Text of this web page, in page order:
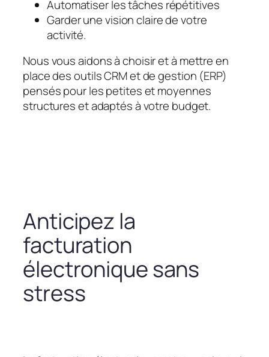
Automatiser les tâches répétitives
Garder une vision claire de votre
activité.
Nous vous aidons à choisir et à mettre en
place des outils CRM et de gestion (ERP)
pensés pour les petites et moyennes
structures et adaptés à votre budget.
Anticipez la
facturation
électronique sans
stress